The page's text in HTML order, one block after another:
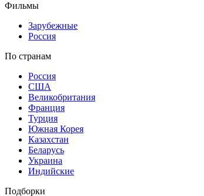
Фильмы
Зарубежные
Россия
По странам
Россия
США
Великобритания
Франция
Турция
Южная Корея
Казахстан
Беларусь
Украина
Индийские
Подборки